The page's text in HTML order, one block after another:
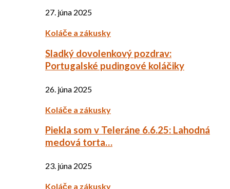
27. júna 2025
Koláče a zákusky
Sladký dovolenkový pozdrav:
Portugalské pudingové koláčiky
26. júna 2025
Koláče a zákusky
Piekla som v Teleráne 6.6.25: Lahodná
medová torta…
23. júna 2025
Koláče a zákusky